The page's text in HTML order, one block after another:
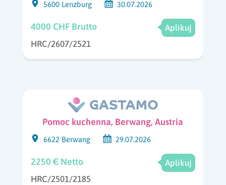
5600 Lenzburg 30.07.2026
4000 CHF Brutto
Aplikuj
HRC/2607/2521
Pomoc kuchenna, Berwang, Austria
6622 Berwang 29.07.2026
2250 € Netto
Aplikuj
HRC/2501/2185